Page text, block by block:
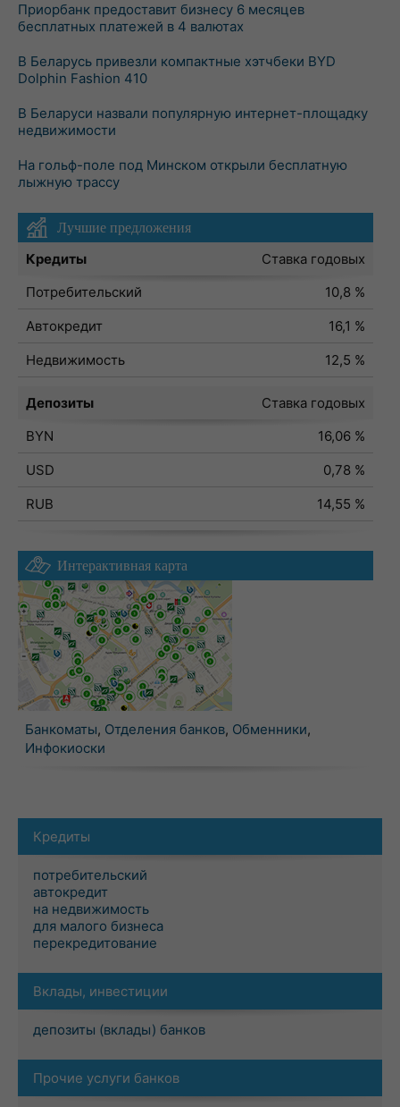
Приорбанк предоставит бизнесу 6 месяцев
бесплатных платежей в 4 валютах
В Беларусь привезли компактные хэтчбеки BYD
Dolphin Fashion 410
В Беларуси назвали популярную интернет-площадку
недвижимости
На гольф-поле под Минском открыли бесплатную
лыжную трассу
Лучшие предложения
Кредиты
Ставка годовых
Потребительский
10,8 %
Автокредит
16,1 %
Недвижимость
12,5 %
Депозиты
Ставка годовых
BYN
16,06 %
USD
0,78 %
RUB
14,55 %
Интерактивная карта
Банкоматы, Отделения банков, Обменники,
Инфокиоски
Кредиты
потребительский
автокредит
на недвижимость
для малого бизнеса
перекредитование
Вклады, инвестиции
депозиты (вклады) банков
Прочие услуги банков